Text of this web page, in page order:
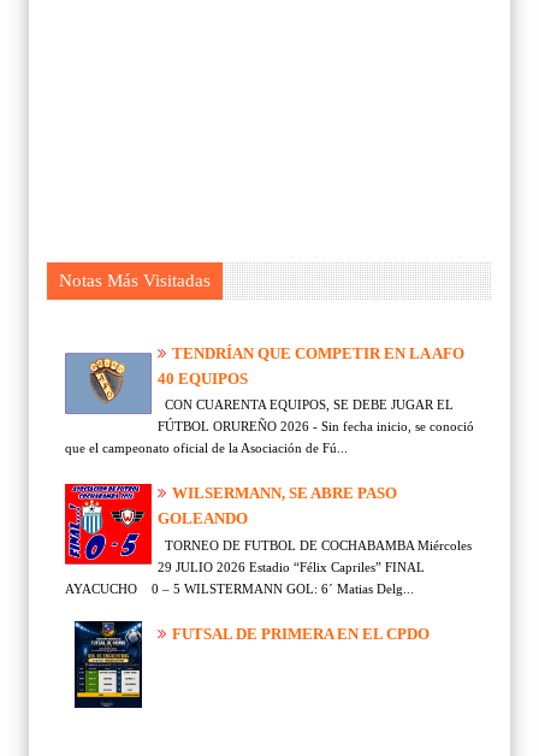
Notas Más Visitadas
TENDRÍAN QUE COMPETIR EN LA AFO
40 EQUIPOS
CON CUARENTA EQUIPOS, SE DEBE JUGAR EL
FÚTBOL ORUREÑO 2026 - Sin fecha inicio, se conoció
que el campeonato oficial de la Asociación de Fú...
WILSERMANN, SE ABRE PASO
GOLEANDO
TORNEO DE FUTBOL DE COCHABAMBA Miércoles
29 JULIO 2026 Estadio “Félix Capriles” FINAL
AYACUCHO 0 – 5 WILSTERMANN GOL: 6´ Matias Delg...
FUTSAL DE PRIMERA EN EL CPDO